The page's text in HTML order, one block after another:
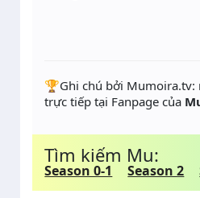
️🏆Ghi chú bởi Mumoira.tv:
trực tiếp tại Fanpage của
Tìm kiếm Mu:
Season 0-1 Season 2